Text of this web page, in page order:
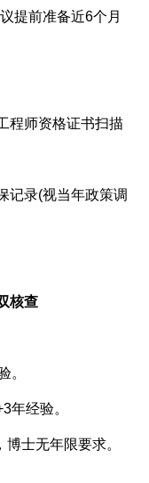
提前准备近6个月
程师资格证书扫描
记录(视当年政策调
核查
。
年经验。
士无年限要求。